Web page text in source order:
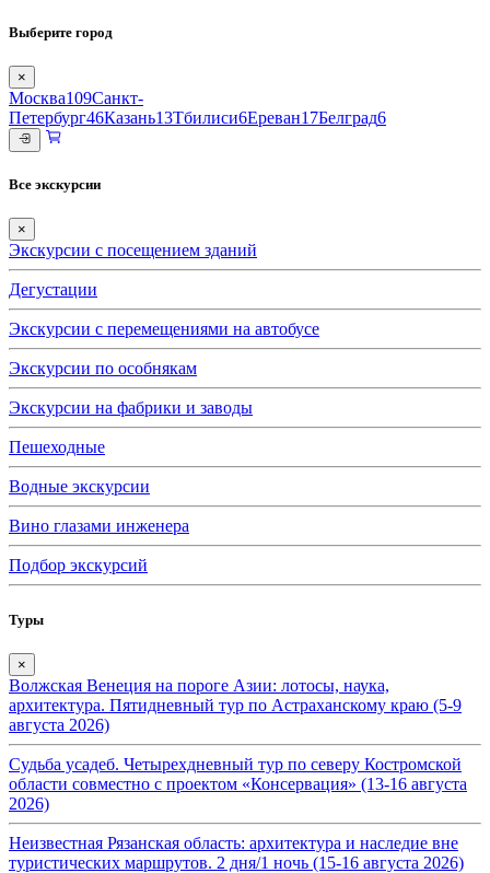
Выберите город
×
Москва109Санкт-
Петербург46Казань13Тбилиси6Ереван17Белград6
Все экскурсии
×
Экскурсии с посещением зданий
Дегустации
Экскурсии с перемещениями на автобусе
Экскурсии по особнякам
Экскурсии на фабрики и заводы
Пешеходные
Водные экскурсии
Вино глазами инженера
Подбор экскурсий
Туры
×
Волжская Венеция на пороге Азии: лотосы, наука,
архитектура. Пятидневный тур по Астраханскому краю (5-9
августа 2026)
Судьба усадеб. Четырехдневный тур по северу Костромской
области совместно с проектом «Консервация» (13-16 августа
2026)
Неизвестная Рязанская область: архитектура и наследие вне
туристических маршрутов. 2 дня/1 ночь (15-16 августа 2026)